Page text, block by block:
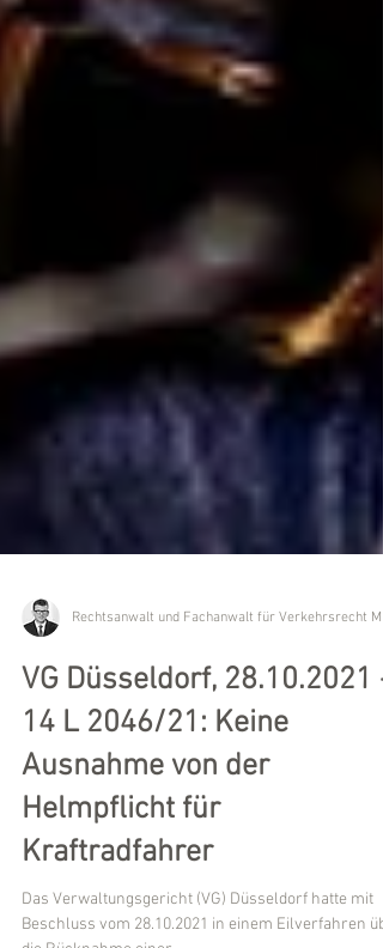
VG Düsseldorf, 28.10.2021 -
14 L 2046/21: Keine
Ausnahme von der
Helmpflicht für
Kraftradfahrer